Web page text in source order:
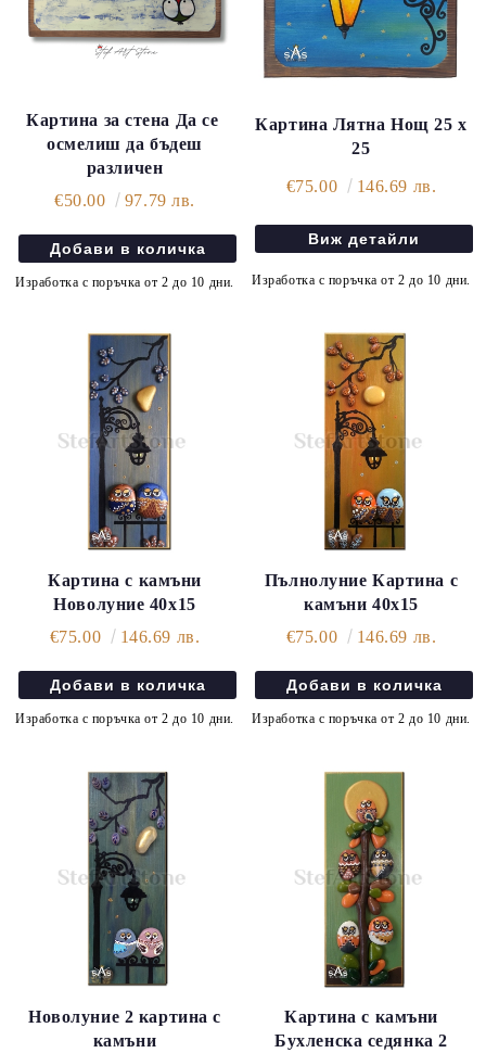
Картина за стена Да се ​​
осмелиш да бъдеш
различен
€50.00
97.79 лв.
Изработка с поръчка от 2 до 10 дни.
Картина Лятна Нощ 25 х
25
€75.00 146.69 лв.
Виж детайли
Изработка с поръчка от 2 до 10 дни.
Картина с камъни
Новолуние 40х15
€75.00
146.69 лв.
Изработка с поръчка от 2 до 10 дни.
Пълнолуние Картина с
камъни 40х15
€75.00
146.69 лв.
Изработка с поръчка от 2 до 10 дни.
Новолуние 2 картина с
камъни
Картина с камъни
Бухленска седянка 2